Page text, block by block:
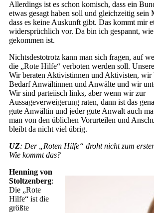
Allerdings ist es schon komisch, dass ein
etwas gesagt haben soll und gleichzeitig sein
dass es keine Auskunft gibt. Das kommt mir
widersprüchlich vor. Da bin ich gespannt, wie
gekommen ist.
Nichtsdestotrotz kann man sich fragen, auf
die „Rote Hilfe“ verboten werden soll.
Wir beraten Aktivistinnen und Aktivisten, wir
Bedarf Anwältinnen und Anwälte und wir
Wir sind parteiisch links, aber wenn wir zur
Aussageverweigerung raten, dann ist das
gute Anwältin und jeder gute Anwalt auch
man von den üblichen Vorurteilen und
bleibt da nicht viel übrig.
UZ: Der „Roten Hilfe“ droht nicht zum
Wie kommt das?
Henning von
Stoltzenberg:
Die „Rote
Hilfe“ ist die
größte